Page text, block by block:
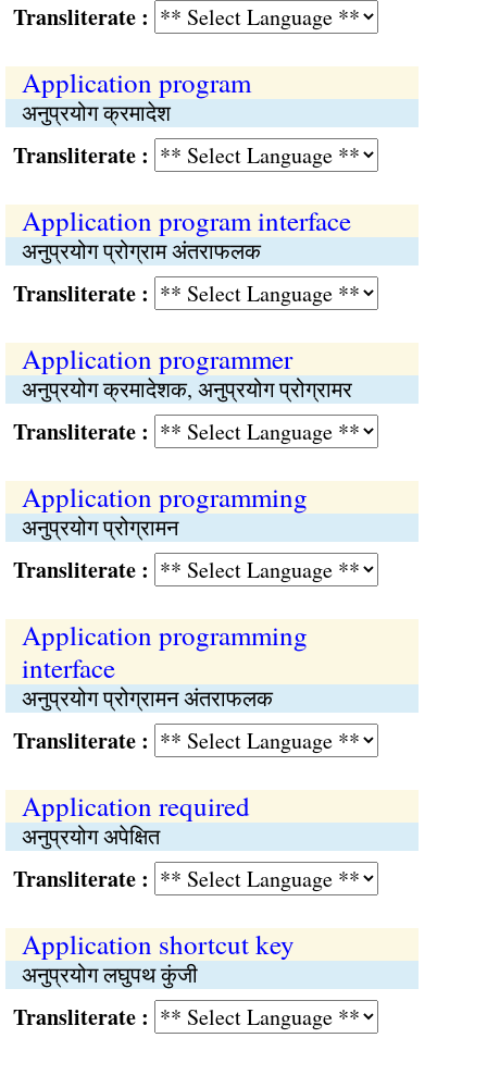
:
Application program
अनुप्रयोग क्रमादेश
:
Application program interface
अनुप्रयोग प्रोग्राम अंतराफलक
:
Application programmer
अनुप्रयोग क्रमादेशक, अनुप्रयोग प्रोग्रामर
:
Application programming
अनुप्रयोग प्रोग्रामन
:
Application programming
interface
अनुप्रयोग प्रोग्रामन अंतराफलक
:
Application required
अनुप्रयोग अपेक्षित
:
Application shortcut key
अनुप्रयोग लघुपथ कुंजी
: